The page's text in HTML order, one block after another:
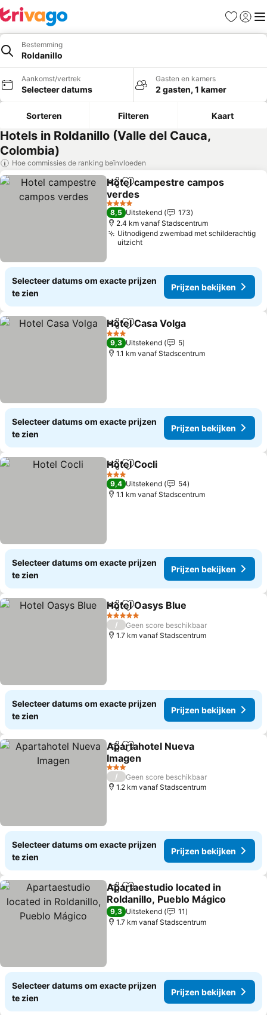
Favorieten
Bestemming
Roldanillo
Aankomst/vertrek
Selecteer datums
Gasten en kamers
2 gasten, 1 kamer
Sorteren Filteren Kaart
Hotels in Roldanillo (Valle del Cauca,
Colombia)
Hoe commissies de ranking beïnvloeden
DelenToevoegen aan favorieten
Hotel campestre campos
verdes
4 Sterren
8,5 Uitstekend
173
2.4 km vanaf Stadscentrum
Uitnodigend zwembad met schilderachtig
uitzicht
Selecteer datums om exacte prijzen
te zien
Prijzen bekijken
DelenToevoegen aan favorieten
Hotel Casa Volga
3 Sterren
9,3 Uitstekend
5
1.1 km vanaf Stadscentrum
Selecteer datums om exacte prijzen
te zien
Prijzen bekijken
DelenToevoegen aan favorieten
Hotel Cocli
3 Sterren
9,4 Uitstekend
54
1.1 km vanaf Stadscentrum
Selecteer datums om exacte prijzen
te zien
Prijzen bekijken
DelenToevoegen aan favorieten
Hotel Oasys Blue
5 Sterren
/
Geen score beschikbaar
1.7 km vanaf Stadscentrum
Selecteer datums om exacte prijzen
te zien
Prijzen bekijken
DelenToevoegen aan favorieten
Apartahotel Nueva
Imagen
3 Sterren
/
Geen score beschikbaar
1.2 km vanaf Stadscentrum
Selecteer datums om exacte prijzen
te zien
Prijzen bekijken
DelenToevoegen aan favorieten
Apartaestudio located in
Roldanillo, Pueblo Mágico
9,3 Uitstekend
11
1.7 km vanaf Stadscentrum
Selecteer datums om exacte prijzen
te zien
Prijzen bekijken